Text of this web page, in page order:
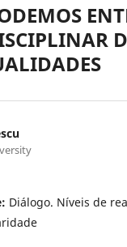
Diálogo. Níveis de